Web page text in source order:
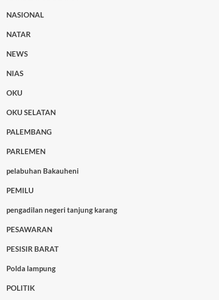
NASIONAL
NATAR
NEWS
NIAS
OKU
OKU SELATAN
PALEMBANG
PARLEMEN
pelabuhan Bakauheni
PEMILU
pengadilan negeri tanjung karang
PESAWARAN
PESISIR BARAT
Polda lampung
POLITIK